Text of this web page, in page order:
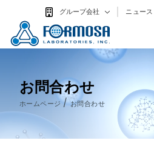
グループ会社 ニュース
検索
お問合わせ
ホームページ/ お問合わせ